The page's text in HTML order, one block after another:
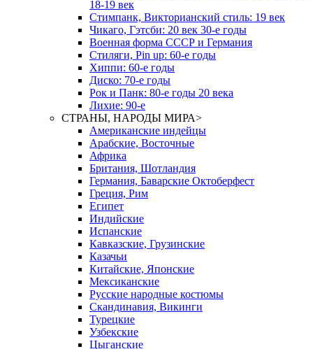
18-19 век
Стимпанк, Викторианский стиль: 19 век
Чикаго, Гэтсби: 20 век 30-е годы
Военная форма СССР и Германия
Стиляги, Pin up: 60-е годы
Хиппи: 60-е годы
Диско: 70-е годы
Рок и Панк: 80-е годы 20 века
Лихие: 90-е
СТРАНЫ, НАРОДЫ МИРА>
Американские индейцы
Арабские, Восточные
Африка
Британия, Шотландия
Германия, Баварские Октоберфест
Греция, Рим
Египет
Индийские
Испанские
Кавказские, Грузинские
Казачьи
Китайские, Японские
Мексиканские
Русские народные костюмы
Скандинавия, Викинги
Турецкие
Узбекские
Цыганские